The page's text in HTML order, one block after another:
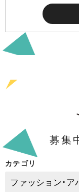
募集
カテゴリ